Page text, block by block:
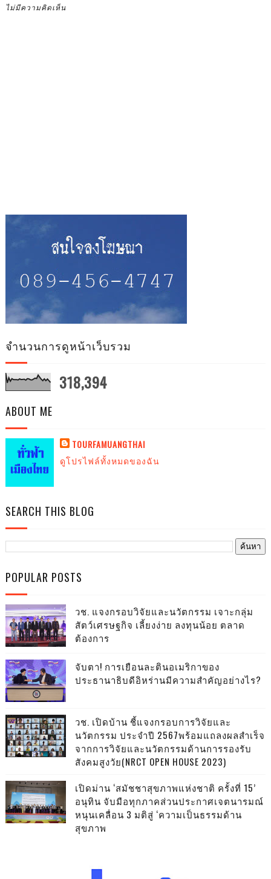
ไม่มีความคิดเห็น
จำนวนการดูหน้าเว็บรวม
318,394
ABOUT ME
TOURFAMUANGTHAI
ดูโปรไฟล์ทั้งหมดของฉัน
SEARCH THIS BLOG
POPULAR POSTS
วช. แจงกรอบวิจัยและนวัตกรรม เจาะกลุ่ม
สัตว์เศรษฐกิจ เลี้ยงง่าย ลงทุนน้อย ตลาด
ต้องการ
จับตา! การเยือนละตินอเมริกาของ
ประธานาธิบดีอิหร่านมีความสำคัญอย่างไร?
วช. เปิดบ้าน ชี้แจงกรอบการวิจัยและ
นวัตกรรม ประจำปี 2567พร้อมแถลงผลสำเร็จ
จากการวิจัยและนวัตกรรมด้านการรองรับ
สังคมสูงวัย(NRCT OPEN HOUSE 2023)
เปิดม่าน ‘สมัชชาสุขภาพแห่งชาติ ครั้งที่ 15’
อนุทิน จับมือทุกภาคส่วนประกาศเจตนารมณ์
หนุนเคลื่อน 3 มติสู่ ‘ความเป็นธรรมด้าน
สุขภาพ